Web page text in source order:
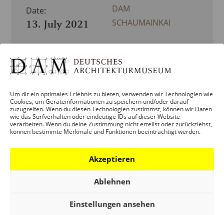
Um dir ein optimales Erlebnis zu bieten, verwenden wir Technologien wie
Cookies, um Geräteinformationen zu speichern und/oder darauf
zuzugreifen. Wenn du diesen Technologien zustimmst, können wir Daten
wie das Surfverhalten oder eindeutige IDs auf dieser Website
verarbeiten. Wenn du deine Zustimmung nicht erteilst oder zurückziehst,
können bestimmte Merkmale und Funktionen beeinträchtigt werden.
Akzeptieren
Ablehnen
Einstellungen ansehen
Date:
13. July 2021
19:00 – 21:00
Category:
VERANSTALTUNG
DAM
SCHAUMAINKAI
DIGITALE PREISVERLEIHUNG +
ERÖFFNUNG: DAS URBANE IM
ARCHITEKTURFOTOGRAFIE-PREIS